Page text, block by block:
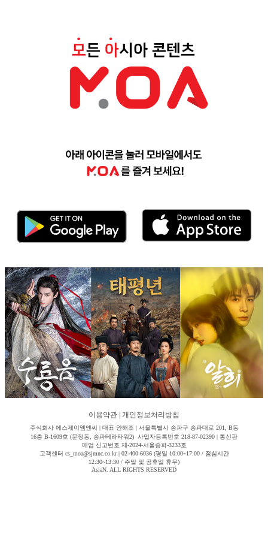
이용약관 개인정보처리방침
주식회사 에스제이엠엔씨 | 대표 안해조 | 서울특별시 송파구 송파대로 201, B동
16층 B-1609호 (문정동, 송파테라타워2) 사업자등록번호 218-87-02390 | 통신판
매업 신고번호 제-2024-서울송파-3233호
고객센터 cs_moa@sjmnc.co.kr | 02-400-6036 (평일 10:00~17:00 / 점심시간
12:30~13:30 / 주말 및 공휴일 휴무)
AsiaN. ALL RIGHTS RESERVED